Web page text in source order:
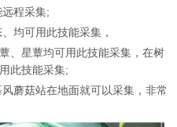
程采集;
可用此技能采集，
星蕈均可用此技能采集，在树
此技能采集;
菇站在地面就可以采集，非常